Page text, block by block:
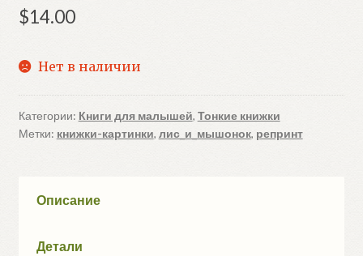
$14.00
Нет в наличии
Категории: Книги для малышей, Тонкие книжки
Метки: книжки-картинки, лис_и_мышонок, репринт
Описание
Детали